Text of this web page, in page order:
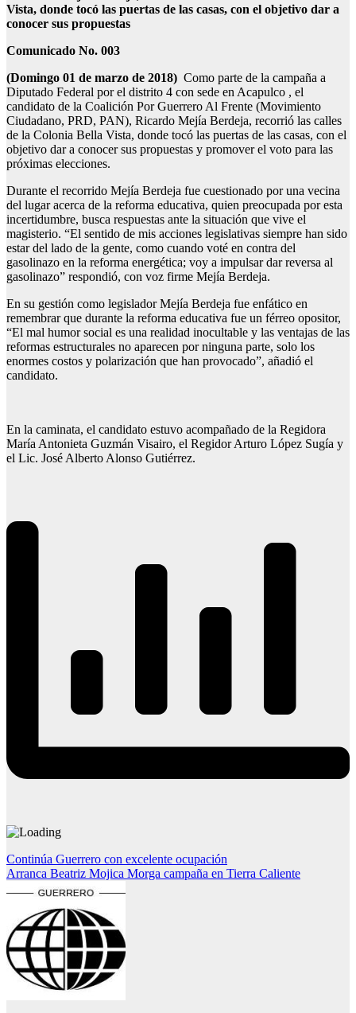
Vista, donde tocó las puertas de las casas, con el objetivo dar a
conocer sus propuestas
Comunicado No. 003
(Domingo 01 de marzo de 2018) Como parte de la campaña a
Diputado Federal por el distrito 4 con sede en Acapulco , el
candidato de la Coalición Por Guerrero Al Frente (Movimiento
Ciudadano, PRD, PAN), Ricardo Mejía Berdeja, recorrió las calles
de la Colonia Bella Vista, donde tocó las puertas de las casas, con el
objetivo dar a conocer sus propuestas y promover el voto para las
próximas elecciones.
Durante el recorrido Mejía Berdeja fue cuestionado por una vecina
del lugar acerca de la reforma educativa, quien preocupada por esta
incertidumbre, busca respuestas ante la situación que vive el
magisterio. “El sentido de mis acciones legislativas siempre han sido
estar del lado de la gente, como cuando voté en contra del
gasolinazo en la reforma energética; voy a impulsar dar reversa al
gasolinazo” respondió, con voz firme Mejía Berdeja.
En su gestión como legislador Mejía Berdeja fue enfático en
remembrar que durante la reforma educativa fue un férreo opositor,
“El mal humor social es una realidad inocultable y las ventajas de las
reformas estructurales no aparecen por ninguna parte, solo los
enormes costos y polarización que han provocado”, añadió el
candidato.
En la caminata, el candidato estuvo acompañado de la Regidora
María Antonieta Guzmán Visairo, el Regidor Arturo López Sugía y
el Lic. José Alberto Alonso Gutiérrez.
Navegación
de
entradas
Continúa Guerrero con excelente ocupación
Arranca Beatriz Mojica Morga campaña en Tierra Caliente